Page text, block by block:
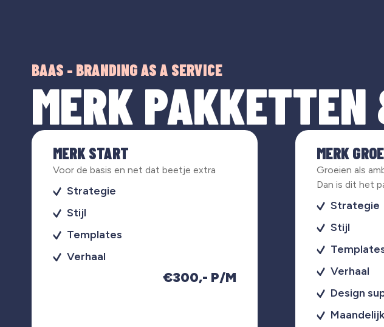
BAAS - BRANDING AS A SERVICE
MERK
MERK START
Voor de basis en net dat beetje extra
Strategie
Stijl
Templates
Verhaal
€300,- P/M
MERK
Groeien als
Dan is dit het
Strategie
Stijl
Verhaal
Design